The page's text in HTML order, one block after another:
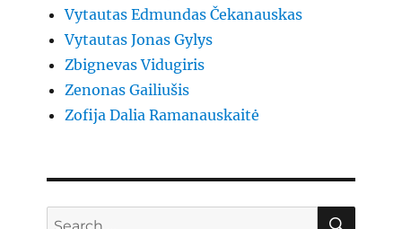
Vytautas Edmundas Čekanauskas
Vytautas Jonas Gylys
Zbignevas Vidugiris
Zenonas Gailiušis
Zofija Dalia Ramanauskaitė
Search